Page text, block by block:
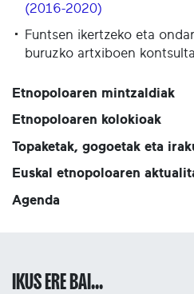
(2016-2020)
Funtsen ikertzeko eta
buruzko artxiboen
Etnopoloaren mintzaldiak
Etnopoloaren kolokioak
Topaketak, gogoetak eta
Euskal etnopoloaren
Agenda
IKUS ERE BAI...